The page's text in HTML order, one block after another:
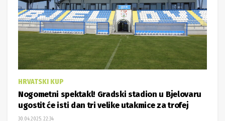
HRVATSKI KUP
Nogometni spektakl! Gradski stadion u Bjelovaru
ugostit će isti dan tri velike utakmice za trofej
30.04.2025. 22:34